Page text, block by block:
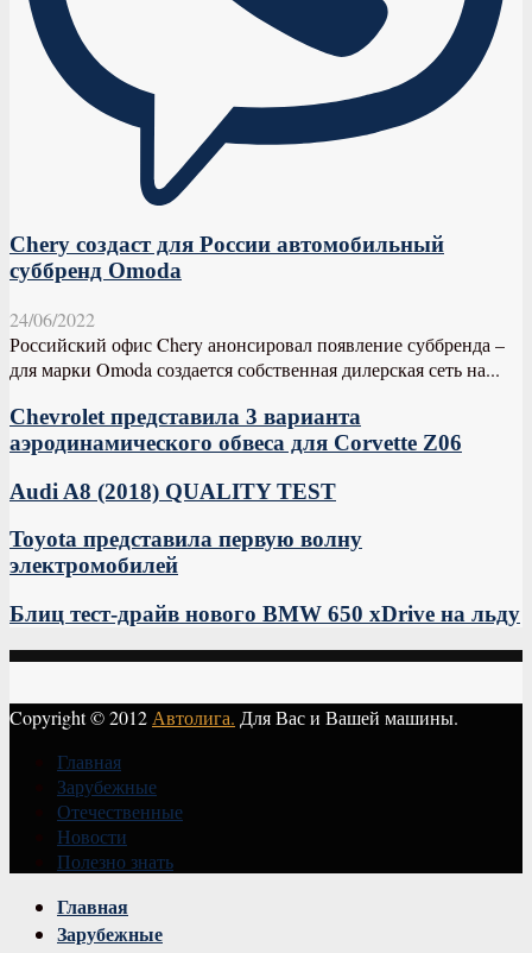
Chery создаст для России автомобильный
суббренд Omoda
24/06/2022
Российский офис Chery анонсировал появление суббренда –
для марки Omoda создается собственная дилерская сеть на...
Chevrolet представила 3 варианта
аэродинамического обвеса для Corvette Z06
Audi A8 (2018) QUALITY TEST
Toyota представила первую волну
электромобилей
Блиц тест-драйв нового BMW 650 xDrive на льду
Copyright © 2012 Автолига. Для Вас и Вашей машины.
Главная
Зарубежные
Отечественные
Новости
Полезно знать
Главная
Зарубежные